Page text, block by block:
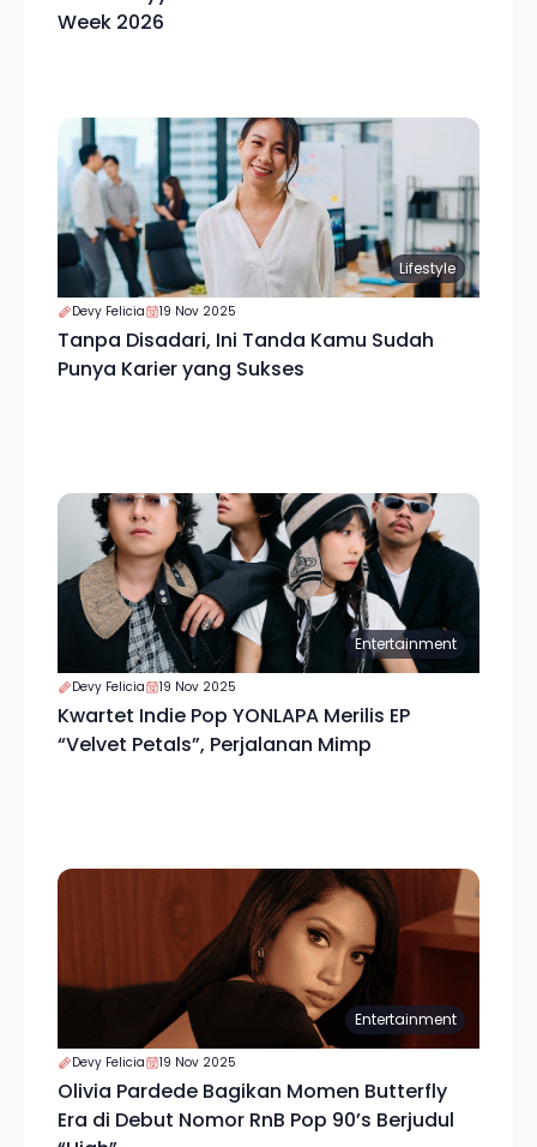
Week 2026
Lifestyle
Devy Felicia 19 Nov 2025
Tanpa Disadari, Ini Tanda Kamu Sudah
Punya Karier yang Sukses
Entertainment
Devy Felicia 19 Nov 2025
Kwartet Indie Pop YONLAPA Merilis EP
“Velvet Petals”, Perjalanan Mimp
Entertainment
Devy Felicia 19 Nov 2025
Olivia Pardede Bagikan Momen Butterfly
Era di Debut Nomor RnB Pop 90’s Berjudul